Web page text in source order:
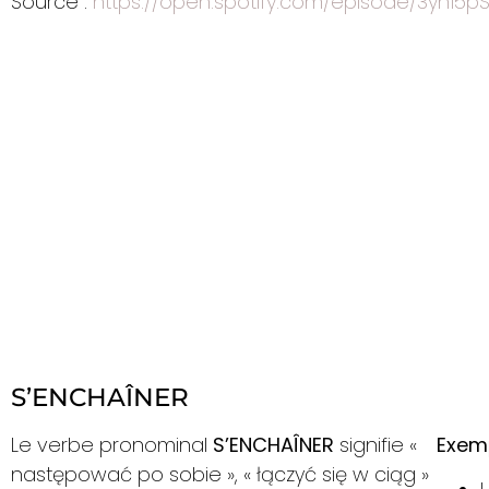
S’ENCHAÎNER
Le verbe pronominal S’ENCHAÎNER signifie «
następować po sobie », « łączyć się w ciąg »